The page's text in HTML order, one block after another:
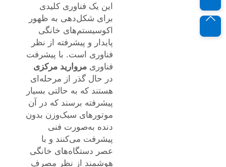
این یک فناوری کلیدی
برای شکل‌دهی به ظهور
اکوسیستم‌های خانگی
پایدار و پیشرفته از نظر
فناوری است. با پیشرفت
فناوری مروارید مرکزی
در حال گذر از مرحله‌ای
هستند که به حالتی بسیار
پیشرفته برسند که در آن
موتورهای سبک‌وزن بدون
دنده به‌صورت فنی
پیشرفت می‌کنند و با
عصر دستگاه‌های خانگی
هوشمند از نظر مصرف